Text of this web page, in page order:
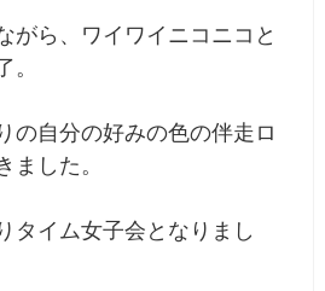
がら、ワイワイニコニコと
。
の自分の好みの色の伴走ロ
ました。
タイム女子会となりまし